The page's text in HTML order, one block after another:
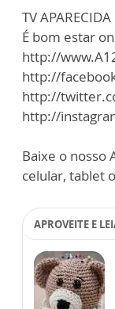
TV APARECIDA
É bom estar
http://
http://
http://
http://
Baixe o nosso
celular, tablet
APROVEITE E